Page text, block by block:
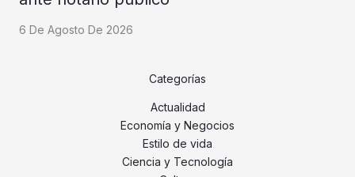
6 De Agosto De 2026
Categorías
Actualidad
Economía y Negocios
Estilo de vida
Ciencia y Tecnología